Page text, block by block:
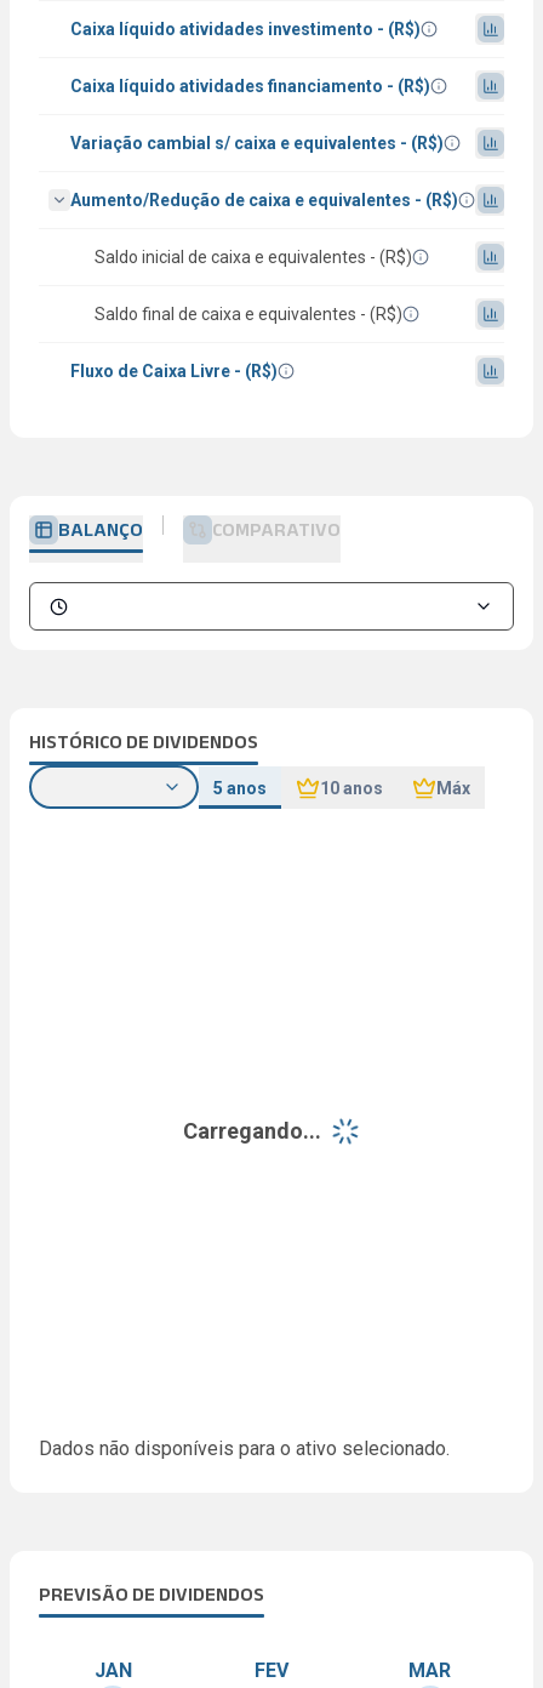
Caixa líquido atividades investimento - (R$)
Caixa líquido atividades financiamento - (R$)
Variação cambial s/ caixa e equivalentes - (R$)
Aumento/Redução de caixa e equivalentes - (R$)
Saldo inicial de caixa e equivalentes - (R$)
Saldo final de caixa e equivalentes - (R$)
Fluxo de Caixa Livre - (R$)
BALANÇO COMPARATIVO
HISTÓRICO DE DIVIDENDOS
5 anos 10 anos Máx
Carregando...
Dados não disponíveis para o ativo selecionado.
PREVISÃO DE DIVIDENDOS
JAN FEV MAR